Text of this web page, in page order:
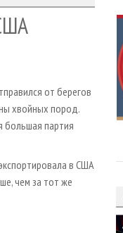
от берегов
хвойных пород.
большая партия
в США
чем за тот же